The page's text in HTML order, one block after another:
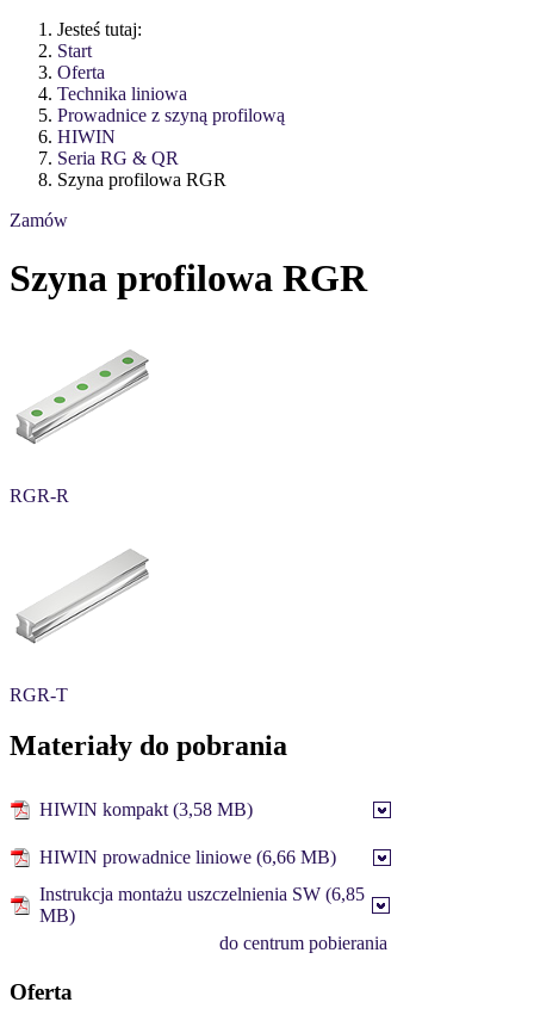
Jesteś tutaj:
Start
Oferta
Technika liniowa
Prowadnice z szyną profilową
HIWIN
Seria RG & QR
Szyna profilowa RGR
Zamów
Szyna profilowa RGR
RGR-R
RGR-T
Materiały do pobrania
HIWIN kompakt (3,58 MB)
HIWIN prowadnice liniowe (6,66 MB)
Instrukcja montażu uszczelnienia SW (6,85
MB)
do centrum pobierania
Oferta